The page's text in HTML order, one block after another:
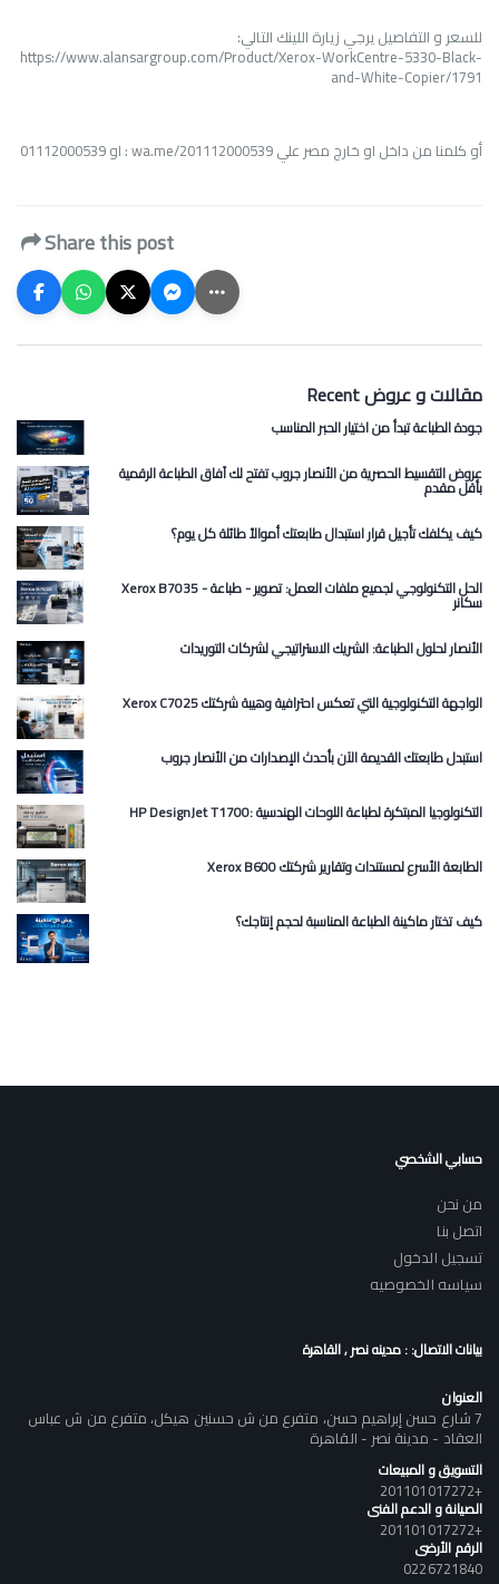
للسعر و التفاصيل يرجي زيارة اللينك التالي:
https://www.alansargroup.com/Product/Xerox-WorkCentre-5330-Black-
and-White-Copier/1791
أو كلمنا من داخل او خارج مصر علي :wa.me/201112000539 او01112000539
Share this post
Recent مقالات و عروض
جودة الطباعة تبدأ من اختيار الحبر المناسب
عروض التقسيط الحصرية من الأنصار جروب تفتح لك آفاق الطباعة الرقمية
بأقل مقدم
كيف يكلفك تأجيل قرار استبدال طابعتك أموالاً طائلة كل يوم؟
Xerox B7035 الحل التكنولوجي لجميع ملفات العمل: تصوير - طباعة -
سكانر
الأنصار لحلول الطباعة: الشريك الاستراتيجي لشركات التوريدات
Xerox C7025 الواجهة التكنولوجية التي تعكس احترافية وهيبة شركتك
استبدل طابعتك القديمة الآن بأحدث الإصدارات من الأنصار جروب
HP DesignJet T1700: التكنولوجيا المبتكرة لطباعة اللوحات الهندسية
Xerox B600 الطابعة الأسرع لمستندات وتقارير شركتك
كيف تختار ماكينة الطباعة المناسبة لحجم إنتاجك؟
حسابي الشخصي
من نحن
اتصل بنا
تسجيل الدخول
سياسه الخصوصيه
بيانات الاتصال: : مدينه نصر , القاهرة
العنوان
7 شارع حسن إبراهيم حسن، متفرع من ش حسنين هيكل، متفرع من ش عباس
العقاد - مدينة نصر - القاهرة
التسويق و المبيعات
+201101017272
الصيانة و الدعم الفنى
+201101017272
الرقم الأرضى
0226721840